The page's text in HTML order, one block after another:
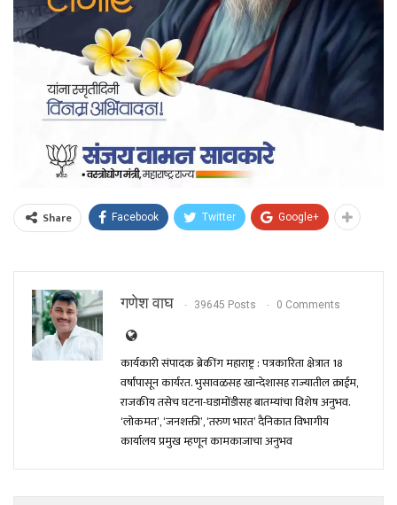
Share Facebook Twitter Google+
गणेश वाघ 39645 Posts 0 Comments
कार्यकारी संपादक ब्रेकींग महाराष्ट्र : पत्रकारिता क्षेत्रात 18
वर्षांपासून कार्यरत. भुसावळसह खान्देशासह राज्यातील क्राईम,
राजकीय तसेच घटना-घडामोंडीसह बातम्यांचा विशेष अनुभव.
‘लोकमत’, ‘जनशक्ती’, ‘तरुण भारत’ दैनिकात विभागीय
कार्यालय प्रमुख म्हणून कामकाजाचा अनुभव